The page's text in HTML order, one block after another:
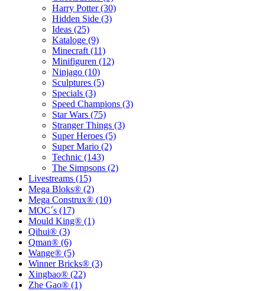
Harry Potter (30)
Hidden Side (3)
Ideas (25)
Kataloge (9)
Minecraft (11)
Minifiguren (12)
Ninjago (10)
Sculptures (5)
Specials (3)
Speed Champions (3)
Star Wars (75)
Stranger Things (3)
Super Heroes (5)
Super Mario (2)
Technic (143)
The Simpsons (2)
Livestreams (15)
Mega Bloks® (2)
Mega Construx® (10)
MOC´s (17)
Mould King® (1)
Qihui® (3)
Qman® (6)
Wange® (5)
Winner Bricks® (3)
Xingbao® (22)
Zhe Gao® (1)